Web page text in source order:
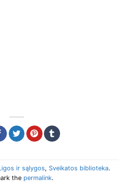
ir sąlygos, Sveikatos biblioteka.
the permalink.